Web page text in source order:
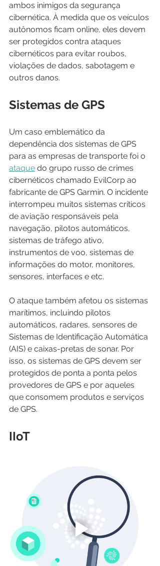
ambos inimigos da segurança
cibernética. À medida que os veículos
autônomos ficam online, eles devem
ser protegidos contra ataques
cibernéticos para evitar roubos,
violações de dados, sabotagem e
outros danos.
Sistemas de GPS
Um caso emblemático da
dependência dos sistemas de GPS
para as empresas de transporte foi o
ataque do grupo russo de crimes
cibernéticos chamado EvilCorp ao
fabricante de GPS Garmin. O incidente
interrompeu muitos sistemas críticos
de aviação responsáveis ​​pela
navegação, pilotos automáticos,
sistemas de tráfego ativo,
instrumentos de voo, sistemas de
informações do motor, monitores,
sensores, interfaces e etc.
O ataque também afetou os sistemas
marítimos, incluindo pilotos
automáticos, radares, sensores de
Sistemas de Identificação Automática
(AIS) e caixas-pretas de sonar. Por
isso, os sistemas de GPS devem ser
protegidos de ponta a ponta pelos
provedores de GPS e por aqueles
que consomem produtos e serviços
de GPS.
IIoT